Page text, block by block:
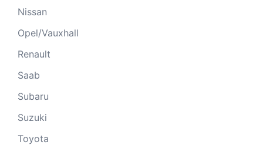
Nissan
Opel/Vauxhall
Renault
Saab
Subaru
Suzuki
Toyota